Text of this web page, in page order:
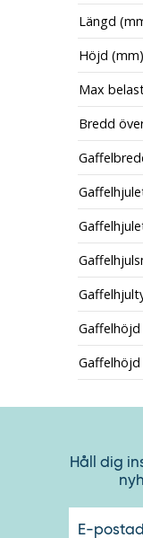
Längd
Höjd (mm)
Max
Bredd
Gaffelhöjd
Håll dig